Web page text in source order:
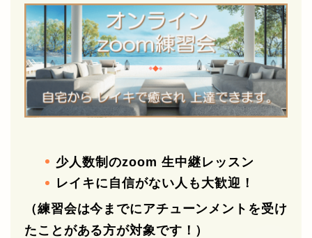
少人数制のzoom 生中継レッスン
レイキに自信がない人も大歓迎！
（練習会は今までにアチューンメントを受け
たことがある方が対象です！）